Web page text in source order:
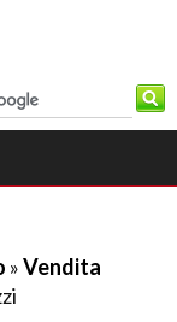
»Vendita